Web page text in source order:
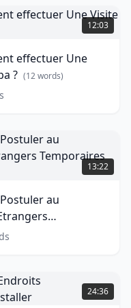
12:03
effectuer Une
? (12words)
13:22
au
24:36